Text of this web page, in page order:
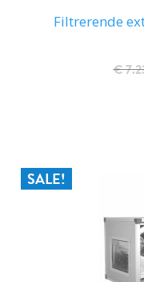
Filtrerende
€
SALE!